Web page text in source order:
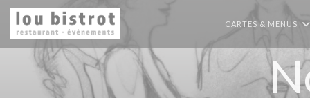
Personnalisation de vos choix en matière de cookies
CARTES & MENUS